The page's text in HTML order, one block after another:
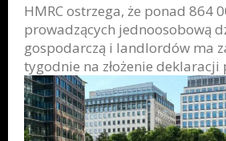
HMRC ostrzega, że ponad 864
prowadzących jednoosobową
gospodarczą i landlordów ma
tygodnie na złożenie